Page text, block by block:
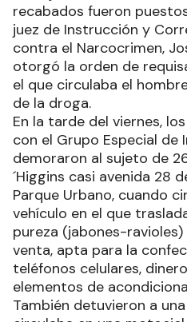
recabados fueron
juez de Instrucción y
contra el Narcocrimen,
otorgó la orden de
el que circulaba el
de la droga.
En la tarde del viernes,
con el Grupo Especial de
demoraron al sujeto de
´Higgins casi avenida 28
Parque Urbano, cuando
vehículo en el que
pureza (jabones-
venta, apta para la
teléfonos celulares,
elementos de
También detuvieron a